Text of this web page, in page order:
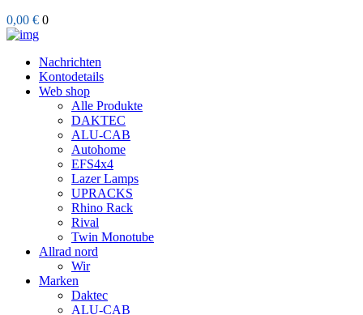
0,00 € 0
Nachrichten
Kontodetails
Web shop
Alle Produkte
DAKTEC
ALU-CAB
Autohome
EFS4x4
Lazer Lamps
UPRACKS
Rhino Rack
Rival
Twin Monotube
Allrad nord
Wir
Marken
Daktec
ALU-CAB